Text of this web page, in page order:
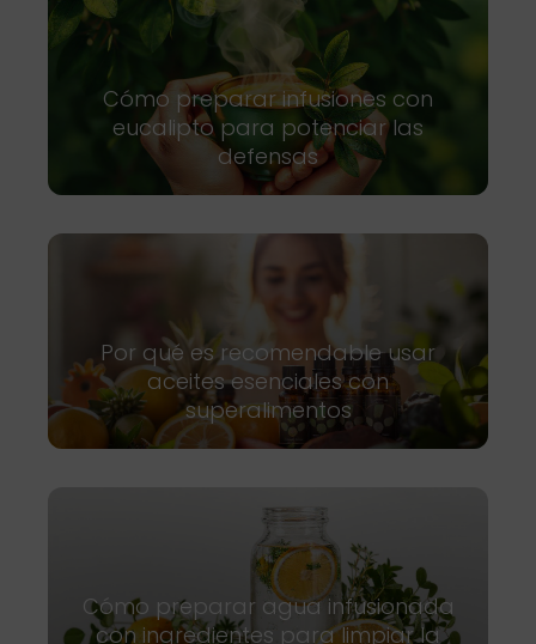
Cómo preparar infusiones con
eucalipto para potenciar las
defensas
Por qué es recomendable usar
aceites esenciales con
superalimentos
Cómo preparar agua infusionada
con ingredientes para limpiar la